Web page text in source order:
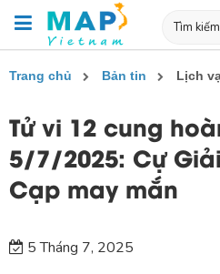
Trang chủ Bản tin Lịch
Tử vi 12 cung
5/7/2025: Cự
Cạp may mắn
5 Tháng 7, 2025